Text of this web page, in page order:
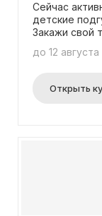
Сейчас
детские
Закажи свой
промокодах -
возможность
до 12
Открыть